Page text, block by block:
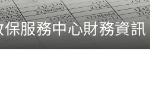
服務中心財務資訊